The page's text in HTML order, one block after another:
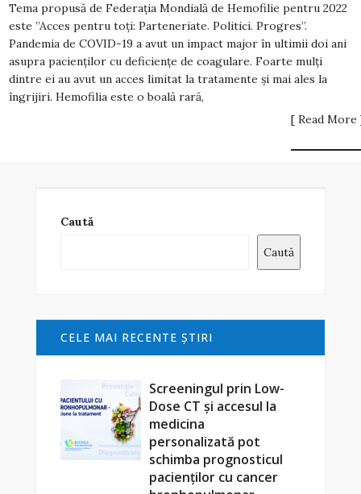
Tema propusă de Federaţia Mondială de Hemofilie pentru 2022
este ”Acces pentru toţi: Parteneriate. Politici. Progres”.
Pandemia de COVID-19 a avut un impact major în ultimii doi ani
asupra pacienţilor cu deficienţe de coagulare. Foarte mulţi
dintre ei au avut un acces limitat la tratamente şi mai ales la
îngrijiri. Hemofilia este o boală rară,
[ Read More
Caută
Caută
CELE MAI RECENTE ŞTIRI
Screeningul prin Low-
Dose CT și accesul la
medicina
personalizată pot
schimba prognosticul
pacienților cu cancer